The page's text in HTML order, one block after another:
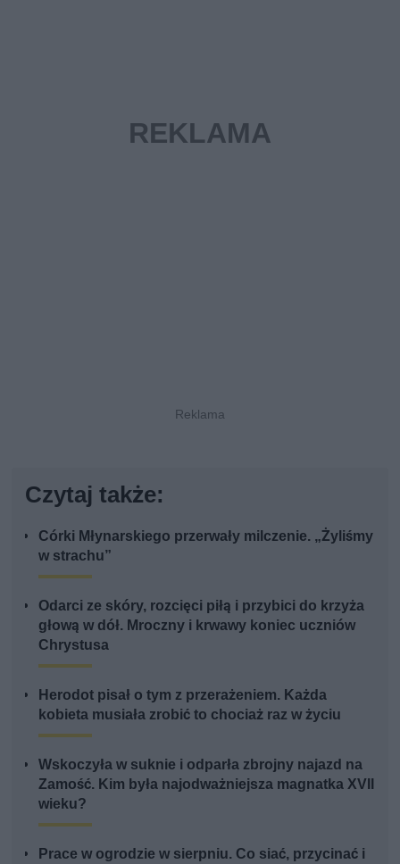
Czytaj także:
Córki Młynarskiego przerwały milczenie. „Żyliśmy
w strachu”
Odarci ze skóry, rozcięci piłą i przybici do krzyża
głową w dół. Mroczny i krwawy koniec uczniów
Chrystusa
Herodot pisał o tym z przerażeniem. Każda
kobieta musiała zrobić to chociaż raz w życiu
Wskoczyła w suknie i odparła zbrojny najazd na
Zamość. Kim była najodważniejsza magnatka XVII
wieku?
Prace w ogrodzie w sierpniu. Co siać, przycinać i